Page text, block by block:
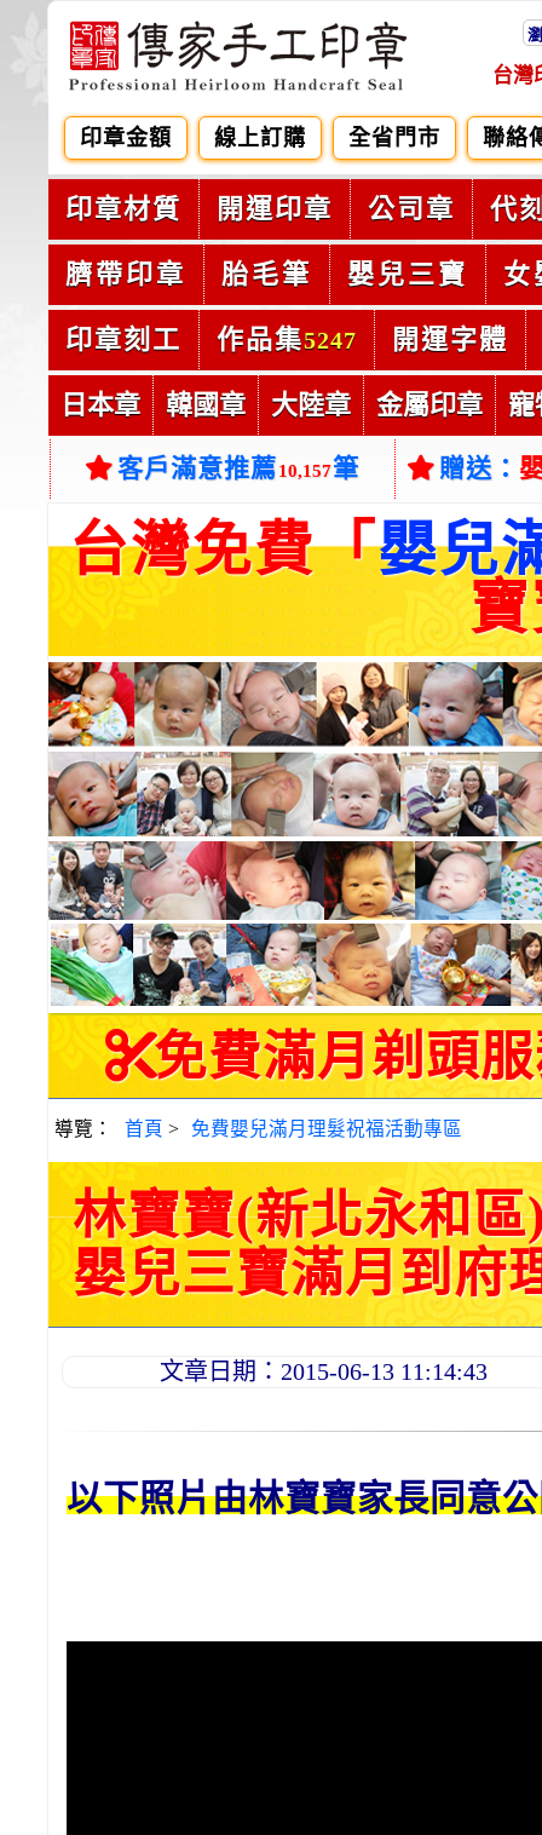
台灣
印章金額 線上訂購 全省門市 聯絡
印章材質 開運印章 公司章 代
臍帶印章 胎毛筆 嬰兒三寶 女
印章刻工 作品集5247 開運字體
日本章 韓國章 大陸章 金屬印章 寵
客戶滿意推薦10,157筆 贈送：
台灣免費「嬰兒
免費滿月剃頭服
導覽： 首頁 > 免費嬰兒滿月理髮祝福活動專區
林寶寶(新北永和
嬰兒三寶滿月到府
文章日期：2015-06-13 11:14:43
以下照片由林寶寶家長同意